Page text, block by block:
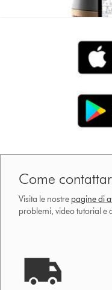
Come
Visita le nostre pagine di
problemi, video tutorial e